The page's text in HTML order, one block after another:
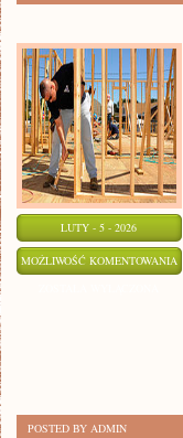
LUTY - 5 - 2026
MOŻLIWOŚĆ KOMENTOWANIA
POSTED BY ADMIN